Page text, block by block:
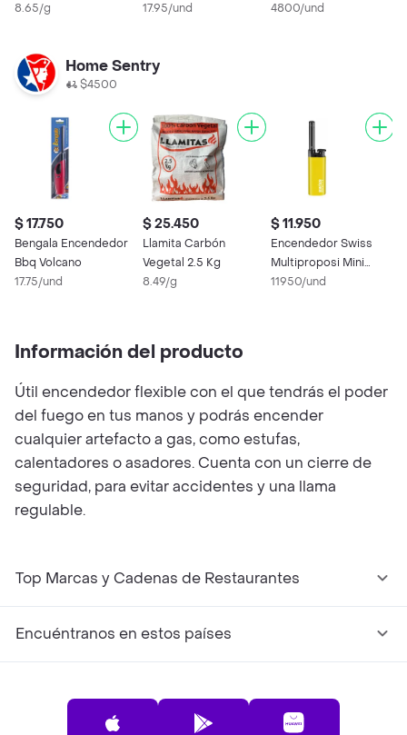
8.65/g
17.95/und
4800/und
Home Sentry
$4500
$ 17.750
Bengala Encendedor
Bbq Volcano
17.75/und
$ 25.450
Llamita Carbón
Vegetal 2.5 Kg
8.49/g
$ 11.950
Encendedor Swiss
Multiproposi Mini
*1und
11950/und
Información del producto
Útil encendedor flexible con el que tendrás el poder
del fuego en tus manos y podrás encender
cualquier artefacto a gas, como estufas,
calentadores o asadores. Cuenta con un cierre de
seguridad, para evitar accidentes y una llama
regulable.
Top Marcas y Cadenas de Restaurantes
Encuéntranos en estos países